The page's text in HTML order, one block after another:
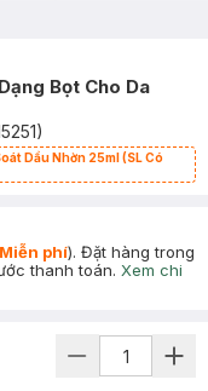
Bọt Cho Da
)
Nhờn 25ml (SL Có
Miễn phí). Đặt hàng trong
thanh toán. Xem chi